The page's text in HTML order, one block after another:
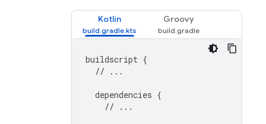
Kotlin Groovy
buildscript {
// ...
dependencies {
// ...